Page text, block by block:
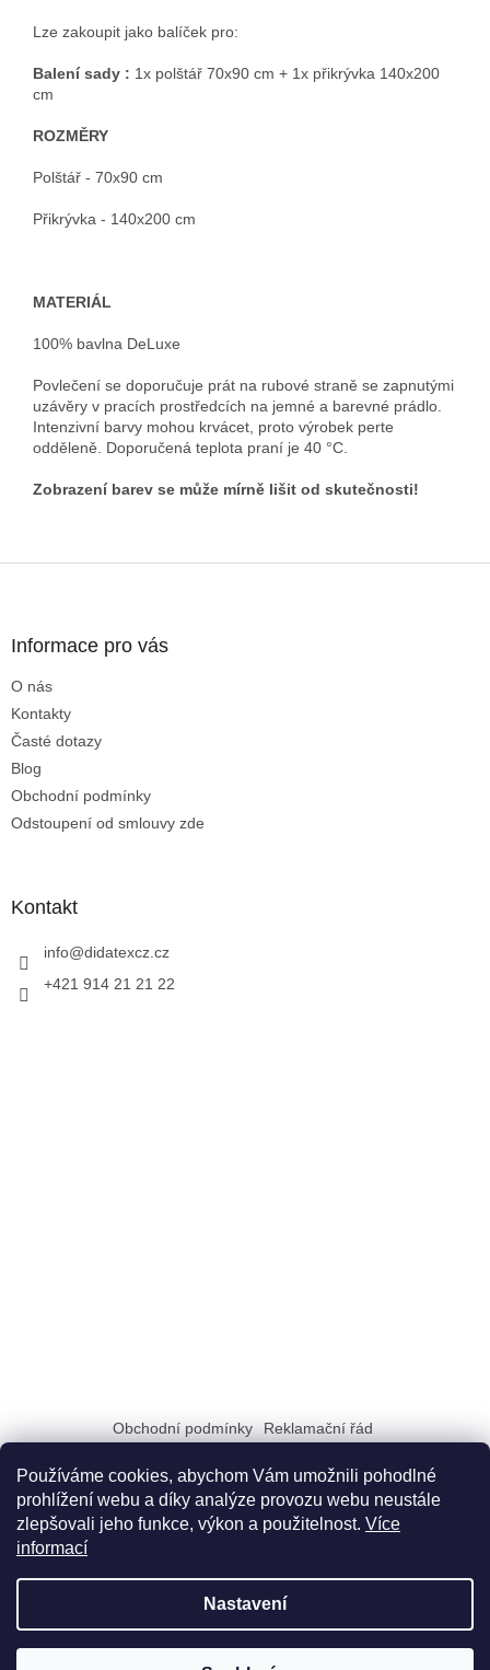
Používáme cookies, abychom Vám umožnili pohodlné
prohlížení webu a díky analýze provozu webu neustále
zlepšovali jeho funkce, výkon a použitelnost. Více
informací
Nastavení
Lze zakoupit jako balíček pro:
Balení sady : 1x polštář 70x90 cm + 1x přikrývka 140x200
cm
ROZMĚRY
Polštář - 70x90 cm
Přikrývka - 140x200 cm
MATERIÁL
100% bavlna DeLuxe
Povlečení se doporučuje prát na rubové straně se zapnutými
uzávěry v pracích prostředcích na jemné a barevné prádlo.
Intenzivní barvy mohou krvácet, proto výrobek perte
odděleně. Doporučená teplota praní je 40 °C.
Zobrazení barev se může mírně lišit od skutečnosti!
Informace pro vás
O nás
Kontakty
Časté dotazy
Blog
Obchodní podmínky
Odstoupení od smlouvy zde
Kontakt
info@didatexcz.cz
+421 914 21 21 22
Obchodní podmínky
Reklamační řád
Doprava a možnosti platby
Dokumenty na stiahnutie
Vytvořil Shoptet